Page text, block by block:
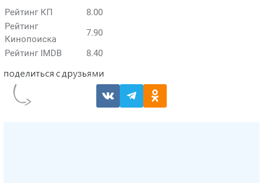
Рейтинг КП
8.00
Рейтинг
Кинопоиска
7.90
Рейтинг IMDB
8.40